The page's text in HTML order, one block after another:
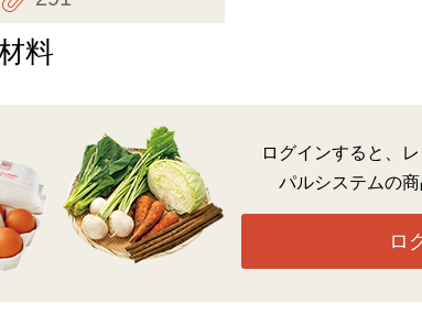
料
ログインすると、
パルシステムの
ロ